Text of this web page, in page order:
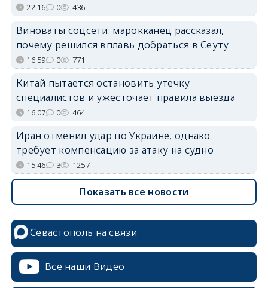
22:16 0 436
Виноваты соцсети: марокканец рассказал,
почему решился вплавь добраться в Сеуту
16:59 0 771
Китай пытается остановить утечку
специалистов и ужесточает правила выезда
16:07 0 464
Иран отменил удар по Украине, однако
требует компенсацию за атаку на судно
15:46 3 1257
Показать все новости
Севастополь на связи
Все наши Видео